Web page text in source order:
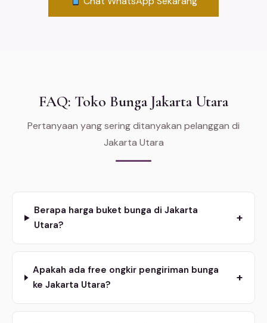
FAQ: Toko Bunga Jakarta Utara
Pertanyaan yang sering ditanyakan pelanggan di
Jakarta Utara
Berapa harga buket bunga di Jakarta
Utara?
+
Apakah ada free ongkir pengiriman bunga
ke Jakarta Utara?
+